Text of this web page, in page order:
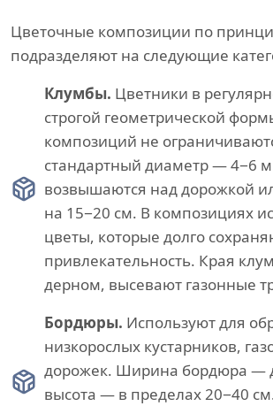
Цветочные композиции по
подразделяют на следующие
Клумбы. Цветники в
строгой геометрической
композиций не
стандартный диаметр — 4−6
возвышаются над дорожкой
на 15−20 см. В композициях
цветы, которые долго
привлекательность. Края
дерном, высевают газонные
Бордюры. Используют для
низкорослых кустарников,
дорожек. Ширина бордюра —
высота — в пределах 20−40